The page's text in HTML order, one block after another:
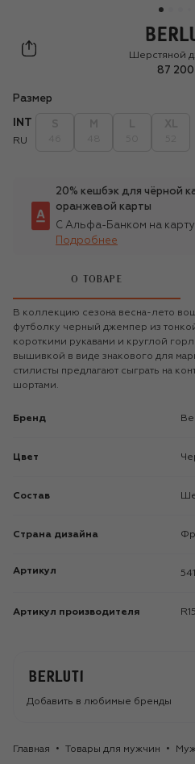
Berluti
Шерстяной
87
Размер
INT
RU
20% кешбэк для чёрной
оранжевой карты
С Альфа-Банком на
Подробнее
О ТОВАРЕ
В коллекцию сезона весна-лето
футболку черный джемпер из
короткими рукавами и круглой
вышивкой в виде знакового для
стилисты предлагают сыграть на
шортами.
Бренд
Цвет
Состав
Страна дизайна
Артикул
Артикул производителя
Добавить в любимые бренды
Главная Товары для мужчин